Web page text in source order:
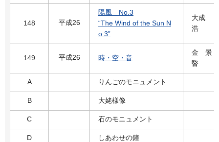
148 平成26
陽風 No.3
“The Wind of the Sun N
o.3”
大成
浩
149 平成26 時・空・音
金 景
暋
A りんごのモニュメント
B 大姥様像
C 石のモニュメント
D しあわせの鐘